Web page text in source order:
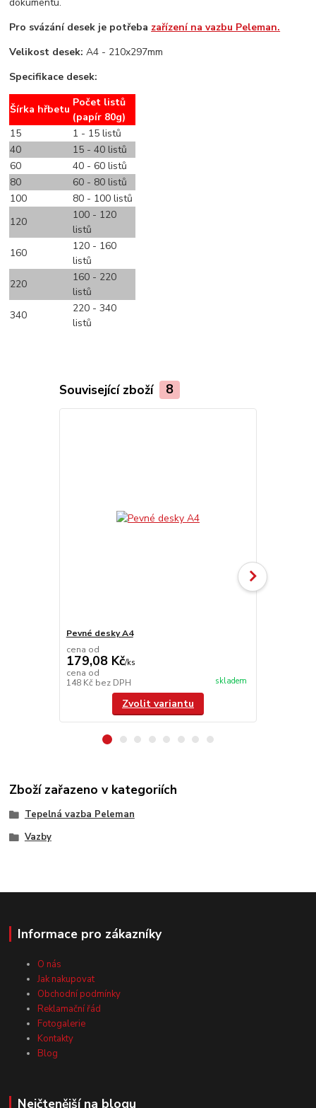
Pro svázání desek je potřeba zařízení na vazbu Peleman.
Velikost desek: A4 - 210x297mm
Specifikace desek:
Šírka hřbetu
Počet listů
(papír 80g)
15
1 - 15 listů
40
15 - 40 listů
60
40 - 60 listů
80
60 - 80 listů
100
80 - 100 listů
120
100 - 120
listů
160
120 - 160
listů
220
160 - 220
listů
340
220 - 340
listů
Související zboží 8
Pevné desky A4
cena od
179,08 Kč/ks
cena od
148 Kč bez DPH skladem
Zvolit variantu
Zboží zařazeno v kategoriích
Tepelná vazba Peleman
Vazby
Informace pro zákazníky
O nás
Jak nakupovat
Obchodní podmínky
Reklamační řád
Fotogalerie
Kontakty
Blog
Nejčtenější na blogu